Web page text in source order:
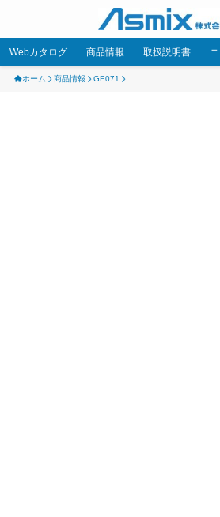
Webカタログ 商品情報 取扱説明書
ホーム 商品情報 GE071